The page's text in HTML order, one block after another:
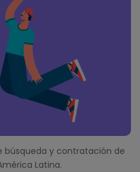
búsqueda y contratación de
Latina.